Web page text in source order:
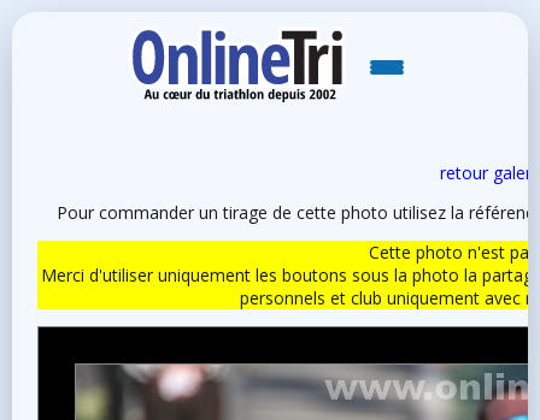
retour
Pour commander un tirage de cette photo utilisez la
Cette photo n'est
Merci d'utiliser uniquement les boutons sous la photo la
personnels et club uniquement avec